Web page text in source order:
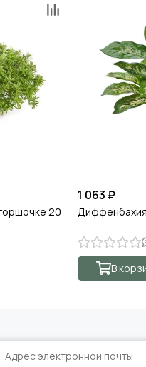
20
1 063 ₽
В